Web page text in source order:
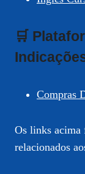
🛒
Compras
Os links acima
relacionados